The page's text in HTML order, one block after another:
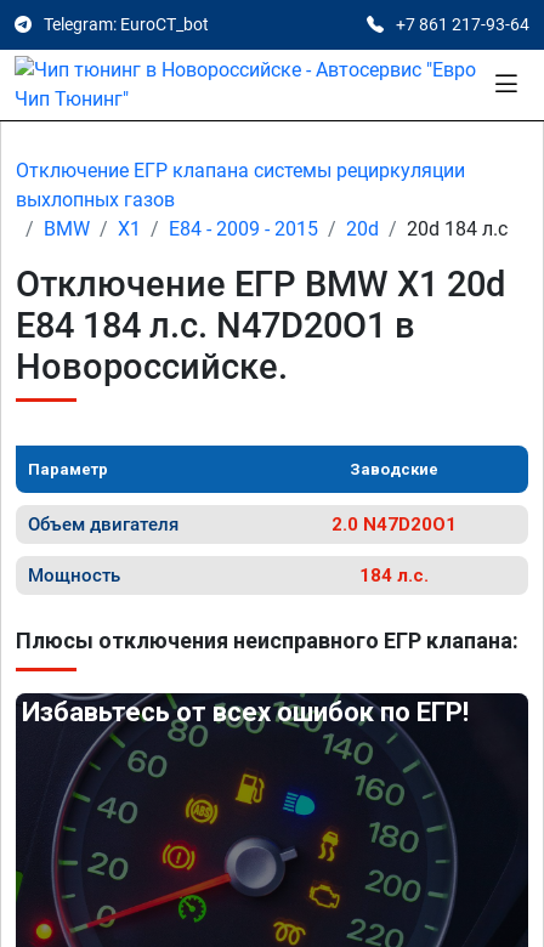
Telegram: EuroCT_bot +7 861 217-93-64
Отключение ЕГР клапана системы рециркуляции
выхлопных газов
BMW
X1 E84 - 2009 - 2015 20d 20d 184 л.с
Отключение ЕГР BMW X1 20d
E84 184 л.с. N47D20O1 в
Новороссийске.
Параметр Заводские
Объем двигателя 2.0 N47D20O1
Мощность 184 л.с.
Плюсы отключения неисправного ЕГР клапана:
Избавьтесь от всех ошибок по ЕГР!